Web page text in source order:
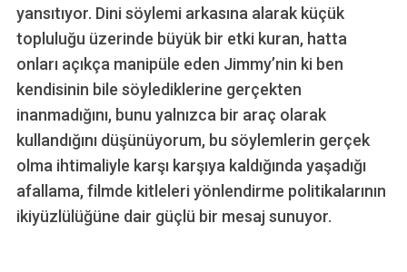
yansıtıyor. Dini söylemi arkasına alarak küçük
topluluğu üzerinde büyük bir etki kuran, hatta
onları açıkça manipüle eden Jimmy’nin ki ben
kendisinin bile söylediklerine gerçekten
inanmadığını, bunu yalnızca bir araç olarak
kullandığını düşünüyorum, bu söylemlerin gerçek
olma ihtimaliyle karşı karşıya kaldığında yaşadığı
afallama, filmde kitleleri yönlendirme politikalarının
ikiyüzlülüğüne dair güçlü bir mesaj sunuyor.
a
r
c
h
f
o
r
: